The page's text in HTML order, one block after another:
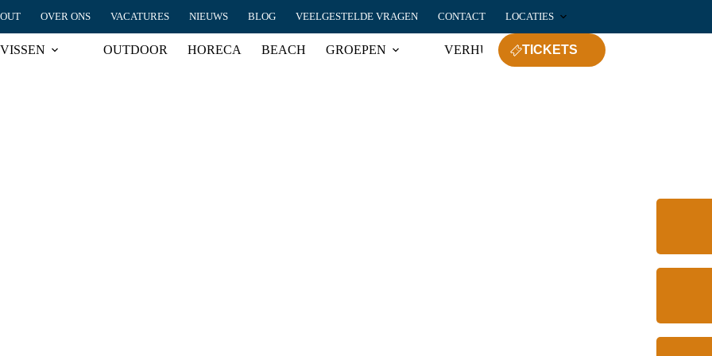
OVER ONS VACATURES NIEUWS BLOG VEELGESTELDE VRAGEN CONTACT LOCATIES
VISSEN OUTDOOR HORECA BEACH GROEPEN VERHUUR TICKETS